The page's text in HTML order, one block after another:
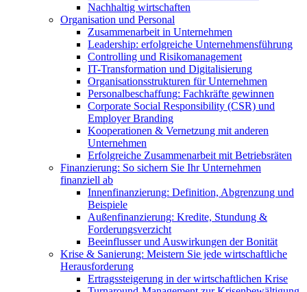
Nachhaltig wirtschaften
Organisation und Personal
Zusammenarbeit in Unternehmen
Leadership: erfolgreiche Unternehmensführung
Controlling und Risikomanagement
IT-Transformation und Digitalisierung
Organisationsstrukturen für Unternehmen
Personalbeschaffung: Fachkräfte gewinnen
Corporate Social Responsibility (CSR) und
Employer Branding
Kooperationen & Vernetzung mit anderen
Unternehmen
Erfolgreiche Zusammenarbeit mit Betriebsräten
Finanzierung: So sichern Sie Ihr Unternehmen
finanziell ab
Innenfinanzierung: Definition, Abgrenzung und
Beispiele
Außenfinanzierung: Kredite, Stundung &
Forderungsverzicht
Beeinflusser und Auswirkungen der Bonität
Krise & Sanierung: Meistern Sie jede wirtschaftliche
Herausforderung
Ertragssteigerung in der wirtschaftlichen Krise